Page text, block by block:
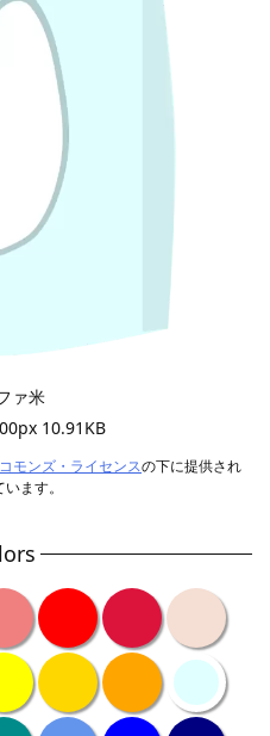
ァ米
10.91KB
モンズ・ライセンスの下に提供され
います。